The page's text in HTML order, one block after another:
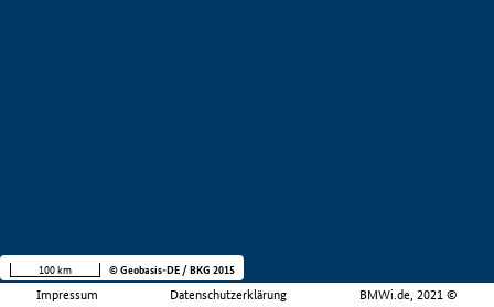
Impressum Datenschutzerklärung BMWi.de, 2021 ©
100 km © Geobasis-DE / BKG 2015